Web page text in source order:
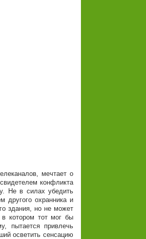
мечтает о
конфликта
Не в силах убедить
другого охранника и
здания, но не может
в котором тот мог бы
пытается привлечь
осветить сенсацию